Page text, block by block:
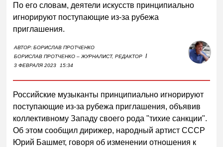
По его словам, деятели искусств принципиально
игнорируют поступающие из-за рубежа
приглашения.
АВТОР:БОРИСЛАВ ПРОТЧЕНКО
БОРИСЛАВ ПРОТЧЕНКО – ЖУРНАЛИСТ, РЕДАКТОР I
3 ФЕВРАЛЯ 2023 15:34
Российские музыканты принципиально игнорируют
поступающие из-за рубежа приглашения, объявив
коллективному Западу своего рода "тихие санкции".
Об этом сообщил дирижер, народный артист СССР
Юрий Башмет, говоря об изменении отношения к